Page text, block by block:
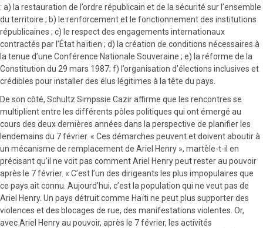
: a) la restauration de l’ordre républicain et de la sécurité sur l’ensemble
du territoire ; b) le renforcement et le fonctionnement des institutions
républicaines ; c) le respect des engagements internationaux
contractés par l’État haïtien ; d) la création de conditions nécessaires à
la tenue d’une Conférence Nationale Souveraine ; e) la réforme de la
Constitution du 29 mars 1987; f) l’organisation d’élections inclusives et
crédibles pour installer des élus légitimes à la tête du pays.
De son côté, Schultz Simpssie Cazir affirme que les rencontres se
multiplient entre les différents pôles politiques qui ont émergé au
cours des deux dernières années dans la perspective de planifier les
lendemains du 7 février. « Ces démarches peuvent et doivent aboutir à
un mécanisme de remplacement de Ariel Henry », martèle-t-il en
précisant qu’il ne voit pas comment Ariel Henry peut rester au pouvoir
après le 7 février. « C’est l’un des dirigeants les plus impopulaires que
ce pays ait connu. Aujourd’hui, c’est la population qui ne veut pas de
Ariel Henry. Un pays détruit comme Haïti ne peut plus supporter des
violences et des blocages de rue, des manifestations violentes. Or,
avec Ariel Henry au pouvoir, après le 7 février, les activités